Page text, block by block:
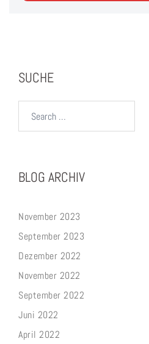
SUCHE
BLOG ARCHIV
November 2023
September 2023
Dezember 2022
November 2022
September 2022
Juni 2022
April 2022